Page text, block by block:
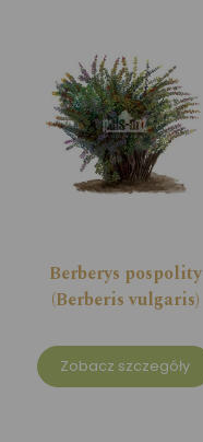
Berberys pospolity
(Berberis vulgaris)
Zobacz szczegóły